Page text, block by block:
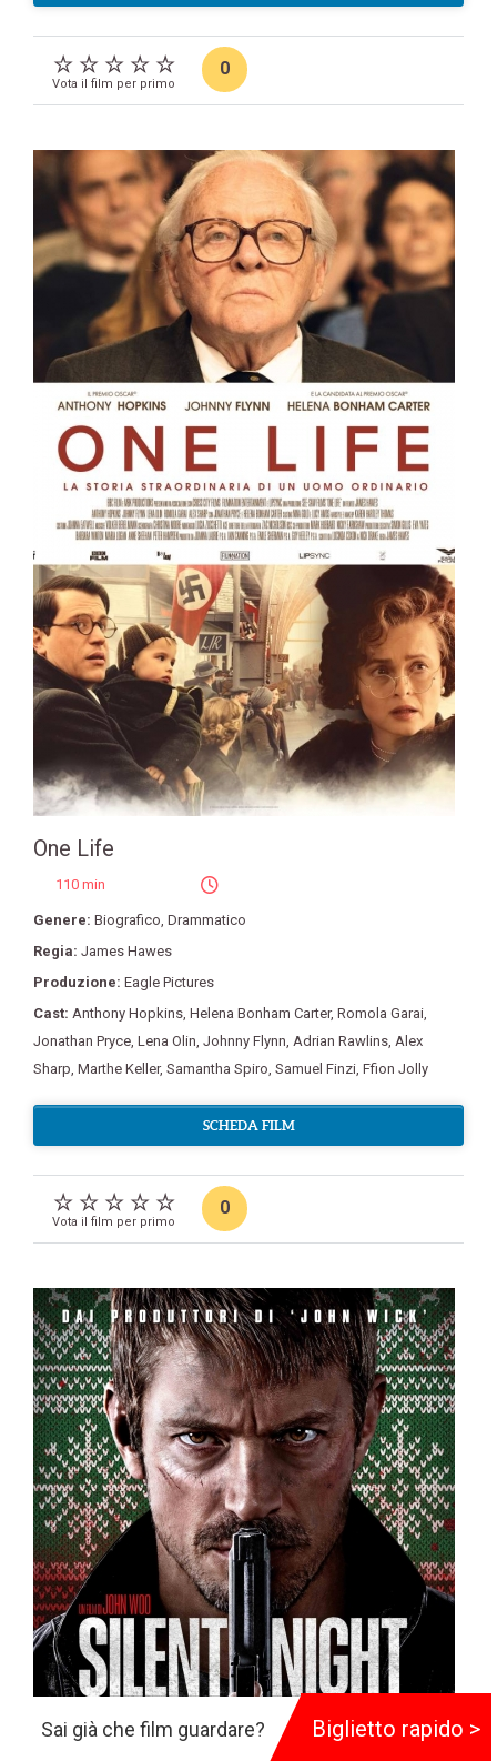
Vota il film per primo
0
One Life
110 min
Genere: Biografico Drammatico
Regia: James Hawes
Produzione: Eagle Pictures
Cast: Anthony Hopkins Helena Bonham Carter, Romola Garai
Jonathan Pryce Lena Olin Johnny Flynn Adrian Rawlins Alex
Sharp Marthe Keller, Samantha Spiro Samuel Finzi Ffion Jolly
SCHEDA FILM
Vota il film per primo
0
Sai già che film guardare? Biglietto rapido >